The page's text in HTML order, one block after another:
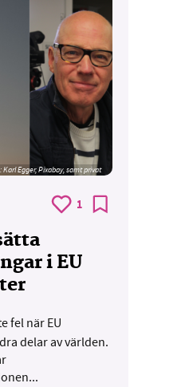
Karl Egger, Pixabay, samt privat
1
i EU
fel när EU
delar av världen.